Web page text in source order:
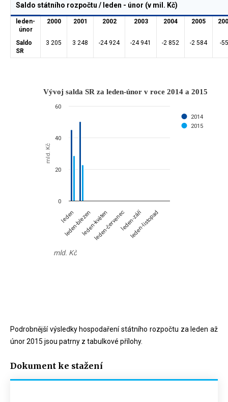
Saldo státního rozpočtu / leden - únor (v mil. Kč)
leden-
únor
2000 2001 2002 2003 2004 2005
Saldo
SR
3 205 3 248 -24 924 -24 941 -2 852 -2 584 -
Vývoj salda SR za leden-únor v
Bar chart with 2 data series.
The chart has 1 X axis displaying categories.
The chart has 1 Y axis displaying mld. Kč. Data ranges from 0 to
mld. Kč
Vývoj salda SR za leden-únor v roce 2014 a 2015
2014
2015
leden
leden-březenleden-květen
leden-červenecleden-září
leden-listopad
0
20
40
60
mld. Kč
Podrobnější výsledky hospodaření státního rozpočtu za leden až
únor 2015 jsou patrny z tabulkové přílohy.
Dokument ke stažení